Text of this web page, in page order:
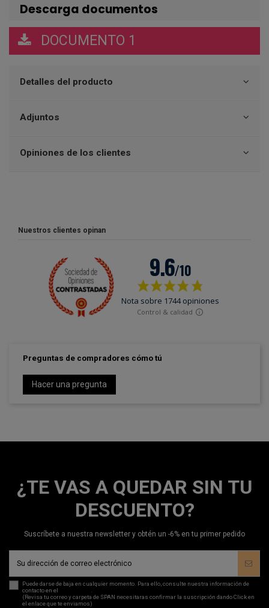
Descarga documentos
DOCUMENTO 1
Detalles del producto
Adjuntos
Opiniones de los clientes
Nuestros clientes opinan
Preguntas de compradores cómo tú
Hacer una pregunta
¿TE VAS A QUEDAR SIN TU
DESCUENTO?
Suscríbete a nuestra newsletter y obtén un -6% en tu primer pedido
Puede darse de baja en cualquier momento. Para ello, consulte nuestra información de
contacto en el
.
(Revisa tu correo y carpeta de SPAN necesitaras confirmar la suscripción dando Click en
el enlace que te enviamos)